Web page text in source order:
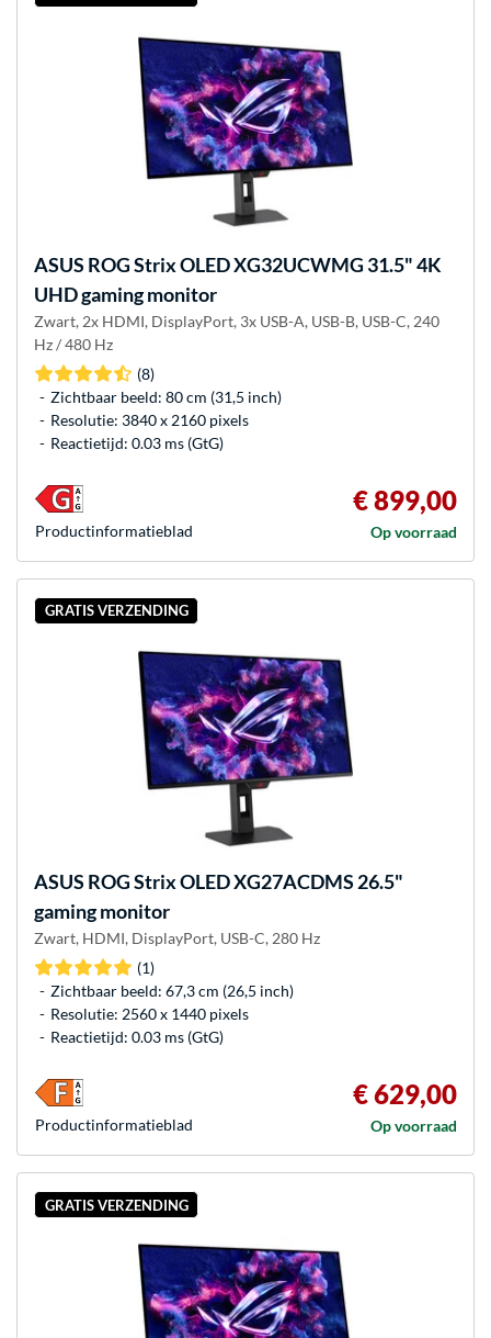
ASUS ROG Strix OLED XG32UCWMG 31.5" 4K
UHD gaming monitor
Zwart, 2x HDMI, DisplayPort, 3x USB-A, USB-B, USB-C, 240
Hz / 480 Hz
(8)
Zichtbaar beeld: 80 cm (31,5 inch)
Resolutie: 3840 x 2160 pixels
Reactietijd: 0.03 ms (GtG)
€ 899,00
Op voorraad
Product­informatieblad
GRATIS VERZENDING
ASUS ROG Strix OLED XG27ACDMS 26.5"
gaming monitor
Zwart, HDMI, DisplayPort, USB-C, 280 Hz
(1)
Zichtbaar beeld: 67,3 cm (26,5 inch)
Resolutie: 2560 x 1440 pixels
Reactietijd: 0.03 ms (GtG)
€ 629,00
Op voorraad
Product­informatieblad
GRATIS VERZENDING